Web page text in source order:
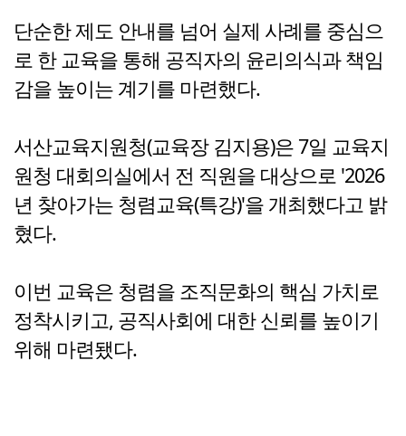
단순한 제도 안내를 넘어 실제 사례를 중심으
로 한 교육을 통해 공직자의 윤리의식과 책임
감을 높이는 계기를 마련했다.
서산교육지원청(교육장 김지용)은 7일 교육지
원청 대회의실에서 전 직원을 대상으로 '2026
년 찾아가는 청렴교육(특강)'을 개최했다고 밝
혔다.
이번 교육은 청렴을 조직문화의 핵심 가치로
정착시키고, 공직사회에 대한 신뢰를 높이기
위해 마련됐다.